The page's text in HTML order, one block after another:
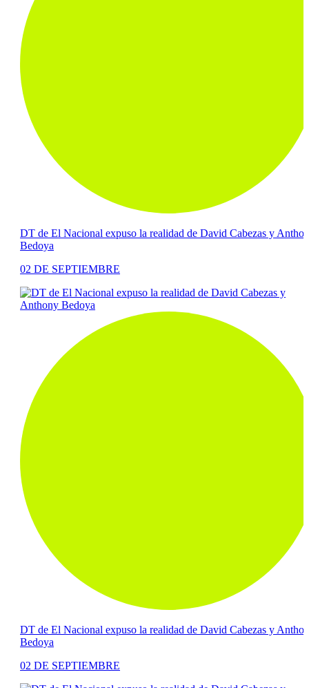
DT de El Nacional expuso la realidad de David Cabezas y Anthony
Bedoya
02 DE SEPTIEMBRE
DT de El Nacional expuso la realidad de David Cabezas y Anthony
Bedoya
02 DE SEPTIEMBRE